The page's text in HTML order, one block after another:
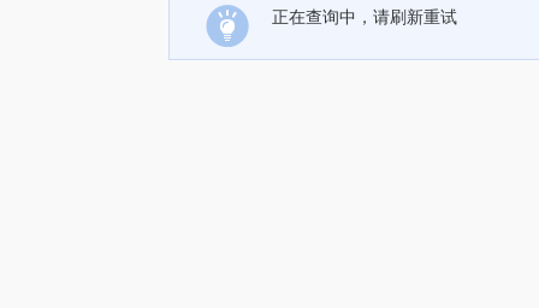
正在查询中，请刷新重试